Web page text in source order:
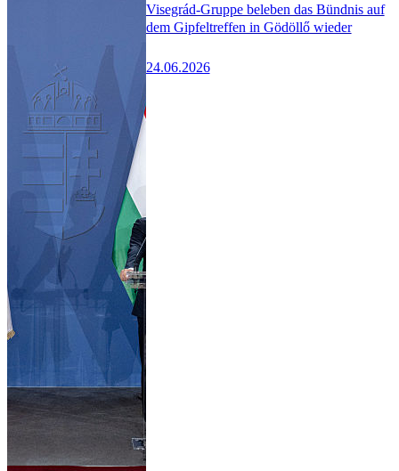
Visegrád-Gruppe beleben das Bündnis auf
dem Gipfeltreffen in Gödöllő wieder
24.06.2026